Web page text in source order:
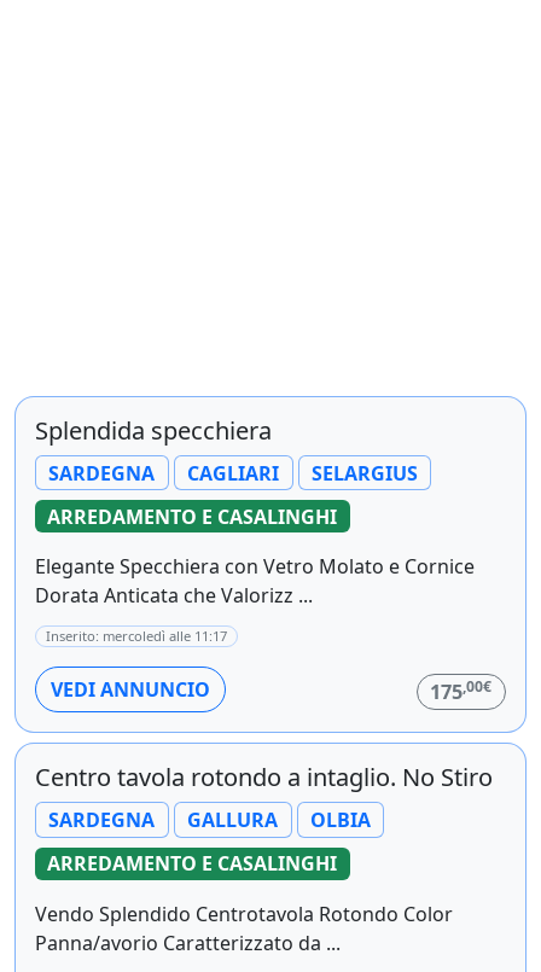
Splendida specchiera
SARDEGNA CAGLIARI
SELARGIUS
ARREDAMENTO E CASALINGHI
Elegante Specchiera con Vetro Molato e Cornice
Dorata Anticata che Valorizz ...
Inserito: mercoledì alle 11:17
VEDI ANNUNCIO 175,00€
Centro tavola rotondo a intaglio. No Stiro
SARDEGNA GALLURA
OLBIA
ARREDAMENTO E CASALINGHI
Vendo Splendido Centrotavola Rotondo Color
Panna/avorio Caratterizzato da ...